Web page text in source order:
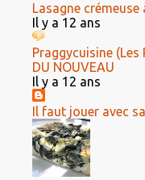
Lasagne
Il y a 12 ans
Praggycuisine (Les
DU NOUVEAU
Il y a 12 ans
Il faut jouer avec